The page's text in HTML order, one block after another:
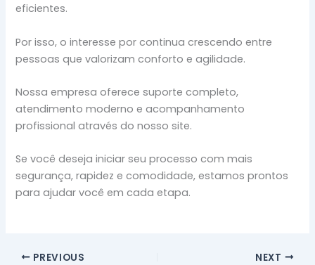
eficientes.
Por isso, o interesse por continua crescendo entre
pessoas que valorizam conforto e agilidade.
Nossa empresa oferece suporte completo,
atendimento moderno e acompanhamento
profissional através do nosso site.
Se você deseja iniciar seu processo com mais
segurança, rapidez e comodidade, estamos prontos
para ajudar você em cada etapa.
PREVIOUS NEXT